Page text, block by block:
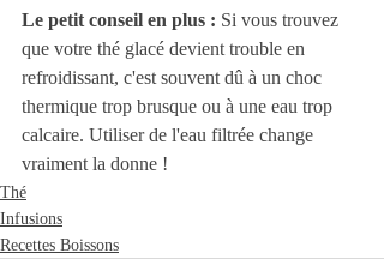
Le petit conseil en plus : Si vous trouvez
que votre thé glacé devient trouble en
refroidissant, c'est souvent dû à un choc
thermique trop brusque ou à une eau trop
calcaire. Utiliser de l'eau filtrée change
vraiment la donne !
Thé
Infusions
Recettes Boissons